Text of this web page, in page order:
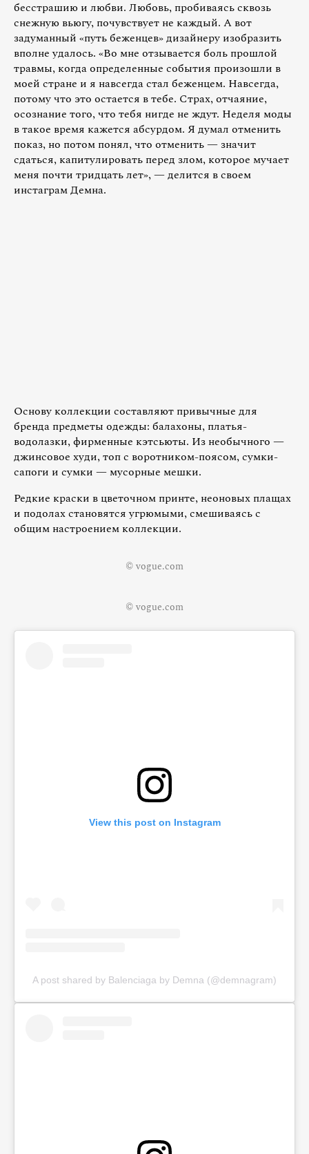
бесстрашию и любви. Любовь, пробиваясь сквозь
снежную вьюгу, почувствует не каждый. А вот
задуманный «путь беженцев» дизайнеру изобразить
вполне удалось. «Во мне отзывается боль прошлой
травмы, когда определенные события произошли в
моей стране и я навсегда стал беженцем. Навсегда,
потому что это остается в тебе. Страх, отчаяние,
осознание того, что тебя нигде не ждут. Неделя моды
в такое время кажется абсурдом. Я думал отменить
показ, но потом понял, что отменить — значит
сдаться, капитулировать перед злом, которое мучает
меня почти тридцать лет», — делится в своем
инстаграм Демна.
Основу коллекции составляют привычные для
бренда предметы одежды: балахоны, платья-
водолазки, фирменные кэтсьюты. Из необычного —
джинсовое худи, топ с воротником-поясом, сумки-
сапоги и сумки — мусорные мешки.
Редкие краски в цветочном принте, неоновых плащах
и подолах становятся угрюмыми, смешиваясь с
общим настроением коллекции.
© vogue.com
© vogue.com
View this post on Instagram
A post shared by Balenciaga by Demna (@demnagram)